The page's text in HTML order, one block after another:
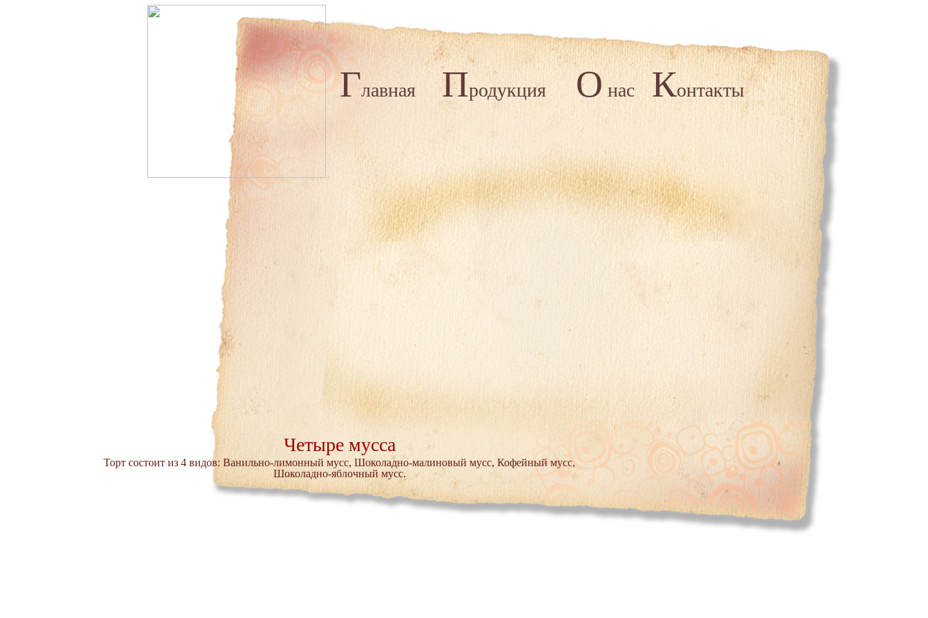
Главная Продукция Онас Контакты
Четыре мусса
Торт состоит из 4 видов: Ванильно-лимонный мусс, Шоколадно-малиновый мусс, Кофейный мусс,
Шоколадно-яблочный мусс.